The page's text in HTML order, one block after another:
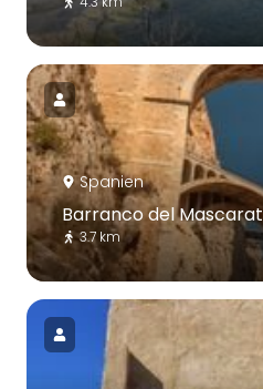
Spanien
Barranco del Mascarat
3.7 km